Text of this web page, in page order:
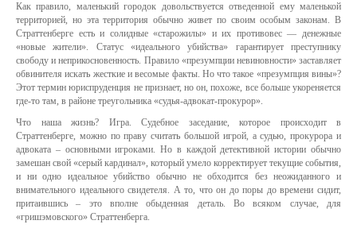
Как правило, маленький городок довольствуется отведенной ему маленькой
территорией, но эта территория обычно живет по своим особым законам. В
Страттенберге есть и солидные «старожилы» и их противовес — денежные
«новые жители». Статус «идеального убийства» гарантирует преступнику
свободу и неприкосновенность. Правило «презумпции невиновности» заставляет
обвинителя искать жесткие и весомые факты. Но что такое «презумпция вины»?
Этот термин юриспруденция не признает, но он, похоже, все больше укореняется
где-то там, в районе треугольника «судья-адвокат-прокурор».
Что наша жизнь? Игра. Судебное заседание, которое происходит в
Страттенберге, можно по праву считать большой игрой, а судью, прокурора и
адвоката – основными игроками. Но в каждой детективной истории обычно
замешан свой «серый кардинал», который умело корректирует текущие события,
и ни одно идеальное убийство обычно не обходится без неожиданного и
внимательного идеального свидетеля. А то, что он до поры до времени сидит,
притаившись – это вполне обыденная деталь. Во всяком случае, для
«гришэмовского» Страттенберга.